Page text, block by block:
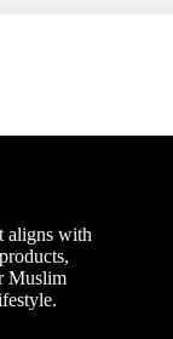
aligns with
Muslim